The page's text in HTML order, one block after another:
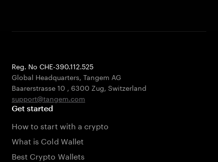
Reg. No CHE-390.112.525
Global Headquarters, Tangem AG
Baarerstrasse 10 , 6300 Zug, Switzerland
support@tangem.com
Get started
How to start with a crypto
What is Cold Wallet
Best Crypto Wallets